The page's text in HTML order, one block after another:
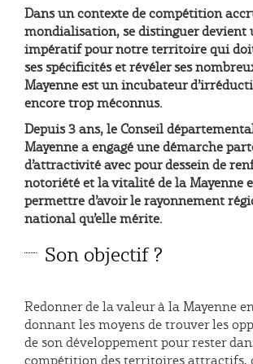
Dans un contexte de compétition
mondialisation, se distinguer devient
impératif pour notre territoire qui
ses spécificités et révéler ses
Mayenne est un incubateur
encore trop méconnus.
Depuis 3 ans, le Conseil
Mayenne a engagé une démarche
d’attractivité avec pour dessein de
notoriété et la vitalité de la Mayenne
permettre d’avoir le rayonnement
national qu’elle mérite.
Son objectif ?
Redonner de la valeur à la Mayenne
donnant les moyens de trouver les
de son développement pour rester
compétition des territoires attractifs,